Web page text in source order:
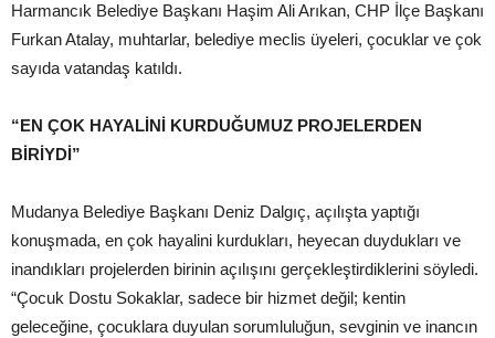
Harmancık Belediye Başkanı Haşim Ali Arıkan, CHP İlçe Başkanı
Furkan Atalay, muhtarlar, belediye meclis üyeleri, çocuklar ve çok
sayıda vatandaş katıldı.
“EN ÇOK HAYALİNİ KURDUĞUMUZ PROJELERDEN
BİRİYDİ”
Mudanya Belediye Başkanı Deniz Dalgıç, açılışta yaptığı
konuşmada, en çok hayalini kurdukları, heyecan duydukları ve
inandıkları projelerden birinin açılışını gerçekleştirdiklerini söyledi.
“Çocuk Dostu Sokaklar, sadece bir hizmet değil; kentin
geleceğine, çocuklara duyulan sorumluluğun, sevginin ve inancın